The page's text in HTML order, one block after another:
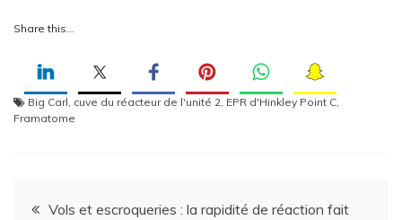
Share this…
Big Carl, cuve du réacteur de l'unité 2, EPR d'Hinkley Point C,
Framatome
Navigation
Vols et escroqueries : la rapidité de réaction fait